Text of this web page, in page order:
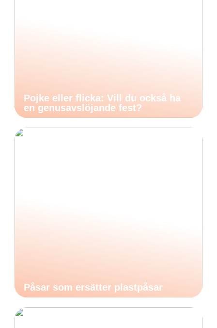
Pojke eller flicka: Vill du också ha
en genusavslöjande fest?
Påsar som ersätter plastpåsar